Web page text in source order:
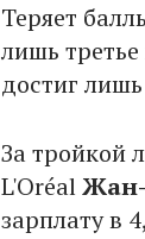
Теряет
лишь
достиг
За тройкой
L'Oréal
зарплату в